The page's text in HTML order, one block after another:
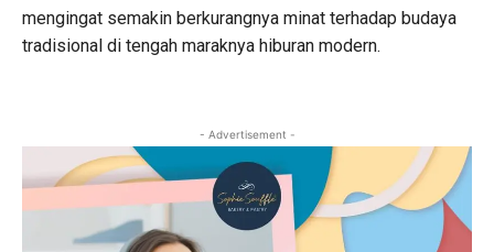
mengingat semakin berkurangnya minat terhadap budaya
tradisional di tengah maraknya hiburan modern.
- Advertisement -